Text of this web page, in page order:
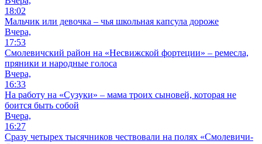
18:02
Мальчик или девочка – чья школьная капсула дороже
Вчера,
17:53
Смолевичский район на «Несвижской фортеции» – ремесла,
пряники и народные голоса
Вчера,
16:33
На работу на «Сузуки» – мама троих сыновей, которая не
боится быть собой
Вчера,
16:27
Сразу четырех тысячников чествовали на полях «Смолевичи-